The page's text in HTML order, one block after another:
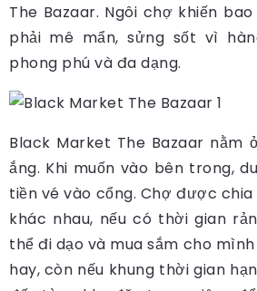
The Bazaar. Ngôi chợ khiến
phải mê mẩn, sửng sốt vì
phong phú và đa dạng.
Black Market The Bazaar nằm
ắng. Khi muốn vào bên trong,
tiền vé vào cổng. Chợ được
khác nhau, nếu có thời gian
thể đi dạo và mua sắm cho
hay, còn nếu khung thời gian